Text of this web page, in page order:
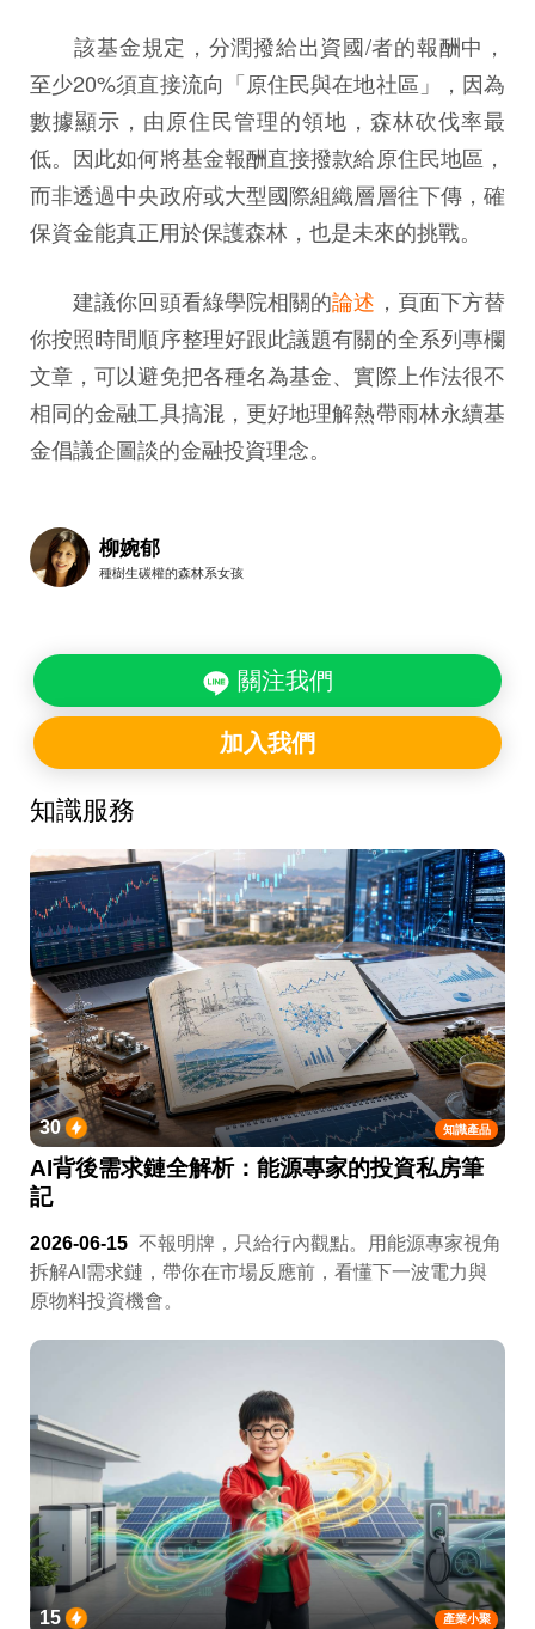
該基金規定，分潤撥給出資國/者的報酬中，
至少20%須直接流向「原住民與在地社區」，因為
數據顯示，由原住民管理的領地，森林砍伐率最
低。因此如何將基金報酬直接撥款給原住民地區，
而非透過中央政府或大型國際組織層層往下傳，確
保資金能真正用於保護森林，也是未來的挑戰。
建議你回頭看綠學院相關的論述 ，頁面下方替
你按照時間順序整理好跟此議題有關的全系列專欄
文章，可以避免把各種名為基金、實際上作法很不
相同的金融工具搞混，更好地理解熱帶雨林永續基
金倡議企圖談的金融投資理念。
柳婉郁
種樹生碳權的森林系女孩
關注我們
加入我們
知識服務
知識產品
30
AI背後需求鏈全解析：能源專家的投資私房筆
記
2026-06-15 不報明牌，只給行內觀點。用能源專家視角
拆解AI需求鏈，帶你在市場反應前，看懂下一波電力與
原物料投資機會。
產業小聚
15